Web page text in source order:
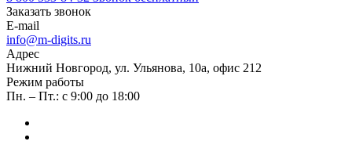
Заказать звонок
E-mail
info@m-digits.ru
Адрес
Нижний Новгород, ул. Ульянова, 10а, офис 212
Режим работы
Пн. – Пт.: с 9:00 до 18:00